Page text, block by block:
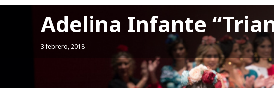
Adelina Infante
3 febrero, 2018